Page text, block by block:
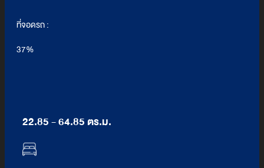
ที่จอดรถ :
37%
22.85 - 64.85 ตร.ม.